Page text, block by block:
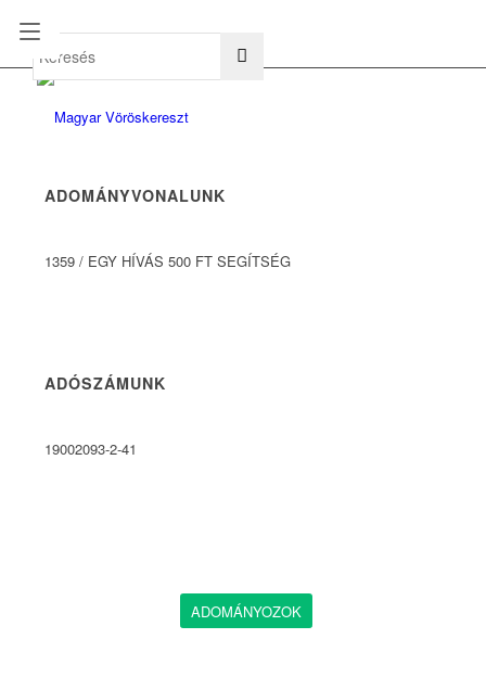
ADOMÁNYVONALUNK
1359 / EGY HÍVÁS 500 FT SEGÍTSÉG
ADÓSZÁMUNK
19002093-2-41
ADOMÁNYOZOK